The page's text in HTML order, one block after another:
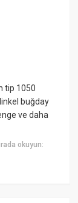
tip 1050
buğday
ve daha
okuyun: